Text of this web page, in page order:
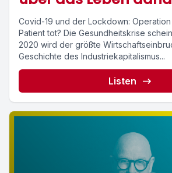
Covid-19 und der Lockdown:
Patient tot? Die Gesundheitskrise
2020 wird der größte
Geschichte des Industriekapitalismus...
Listen